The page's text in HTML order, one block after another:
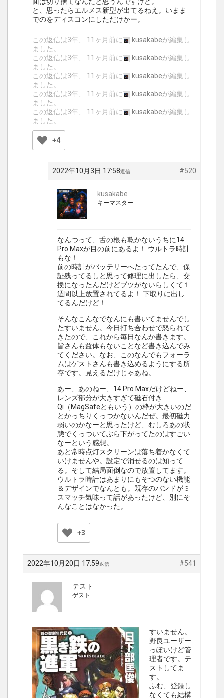
と、思ったらエルメス新型が出てるねえ。いまま
でのをディスコンにしただけかー。
この返信は3年、 11ヶ月前に kusakabeが編集し
ました。
この返信は3年、 11ヶ月前に
kusakabeが編集し
ました。
この返信は3年、 11ヶ月前に
kusakabeが編集し
ました。
この返信は3年、 11ヶ月前に
kusakabeが編集し
ました。
この返信は3年、 11ヶ月前に
kusakabeが編集し
ました。
+4
2022年10月3日 17:58 #520
返信
kusakabe
キーマスター
なんつって、舌の根も乾かないうちに14
Pro Maxが目の前にあるよ！ ウルトラ時計
もな！
前の時計がバッテリーへたってたんで、保
証残ってるしと思って修理に出したら、交
換になったんだけどブツがないらしくて１
週間以上放置されてるよ！ 下取りに出し
てるんだけど！
そんなこんなでなんにも書いてませんでし
たすいません。今日打ち合わせで怒られて
きたので、これから毎日なんか書きます。
皆さんも益体もないことなど書き込んでみ
てください。なお、このなんでもフォーラ
ムはゲストさんも書き込めるようにする所
存です。見えるだけじゃあね。
あー、あのねー、14 Pro Maxだけどねー、
レンズ部分が大きすぎて磁石付き
Qi（MagSafeともいう）の枠が大きいのだ
とかっちりくっつかないんだぜ。最初磁力
弱いのかなーと思ったけど、むしろあの状
態でくっついてぶら下がってたのはすごい
なーという感想。
あと常時点灯スクリーンは落ち着かなくて
いけませんや。設定で消せるのは知って
る。そして結局面倒なので放置してます。
ウルトラ時計はあまりにもそつのない機能
＆デザインでなんとも。既存のバンドがミ
スマッチ気味って話があったけど、別にそ
んなことはなかった。
+3
2022年10月20日 17:59 #541
返信
テスト
ゲスト
すいません。
野良ユーザー
っぽいけど管
理者です。テ
ストしてま
す。
ふむ、登録し
なくても結構